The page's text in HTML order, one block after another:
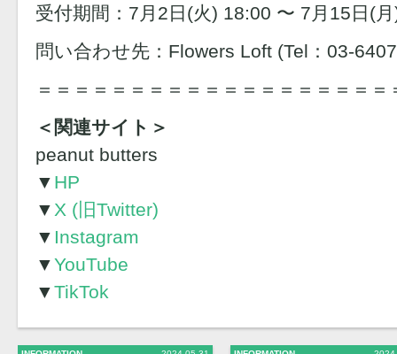
受付期間：7月2日(火) 18:00 〜 7月15日(
問い合わせ先：Flowers Loft (Tel：03-
＝＝＝＝＝＝＝＝＝＝＝＝＝＝＝＝＝＝＝
＜関連サイト＞
peanut butters
▼ HP
▼ X (旧Twitter)
▼ Instagram
▼YouTube
▼TikTok